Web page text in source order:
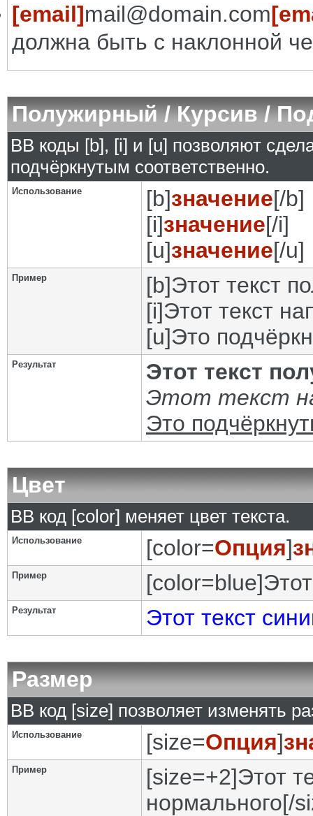
[email]mail@domain.com
должна быть с наклонной
Полужирный / Курсив /
BB коды [b], [i] и [u] позволяют
подчёркнутым соответственно.
Использование [b]значение[/b]
[i]значение[/i]
[u]значение[/u]
Пример
[b]Этот текст
[i]Этот текст
[u]Это
Результат
Этот текст
Этот текст
Это
Цвет
BB код [color] меняет цвет текста.
Использование [color=Опция]
Пример
Результат Этот текст
Размер
BB код [size] позволяет изменять
Использование [size=Опция]
Пример
[size=+2]Этот
нормального[/